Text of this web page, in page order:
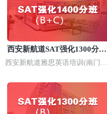
西安新航道SAT强化1300分培
训
西安新航道雅思英语培训(南门校